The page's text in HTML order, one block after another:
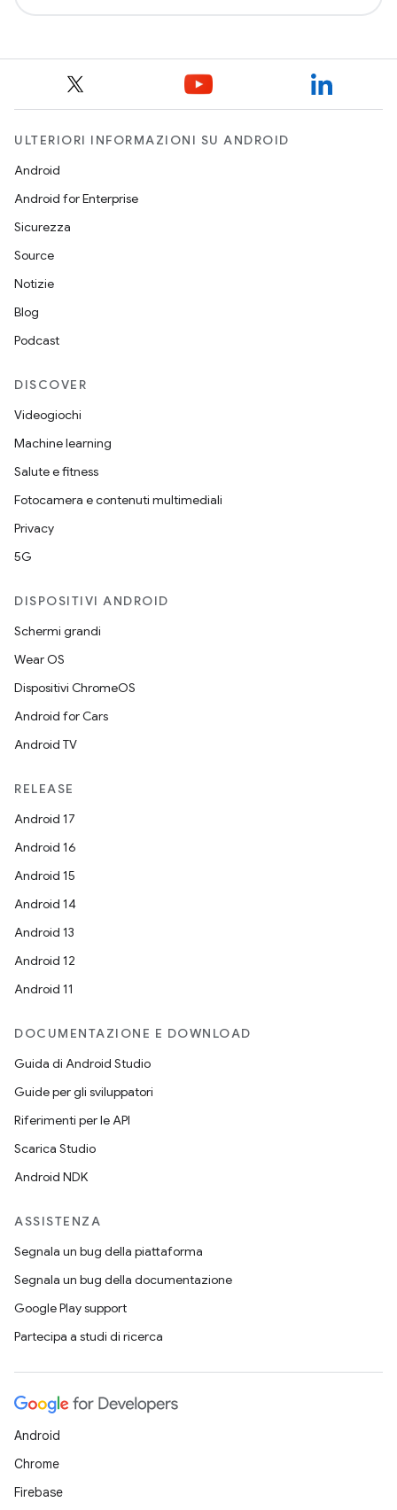
ULTERIORI INFORMAZIONI SU ANDROID
Android
Android for Enterprise
Sicurezza
Source
Notizie
Blog
Podcast
DISCOVER
Videogiochi
Machine learning
Salute e fitness
Fotocamera e contenuti multimediali
Privacy
5G
DISPOSITIVI ANDROID
Schermi grandi
Wear OS
Dispositivi ChromeOS
Android for Cars
Android TV
RELEASE
Android 17
Android 16
Android 15
Android 14
Android 13
Android 12
Android 11
DOCUMENTAZIONE E DOWNLOAD
Guida di Android Studio
Guide per gli sviluppatori
Riferimenti per le API
Scarica Studio
Android NDK
ASSISTENZA
Segnala un bug della piattaforma
Segnala un bug della documentazione
Google Play support
Partecipa a studi di ricerca
Android
Chrome
Firebase